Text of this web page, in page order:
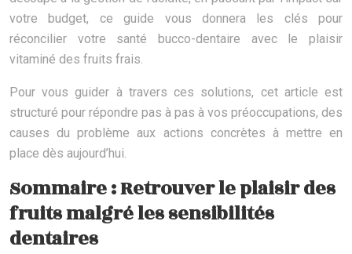
votre budget, ce guide vous donnera les clés pour
réconcilier votre santé bucco-dentaire avec le plaisir
vitaminé des fruits frais.
Pour vous guider à travers ces solutions, cet article est
structuré pour répondre pas à pas à vos préoccupations, des
causes du problème aux actions concrètes à mettre en
place dès aujourd’hui.
Sommaire : Retrouver le plaisir des
fruits malgré les sensibilités
dentaires